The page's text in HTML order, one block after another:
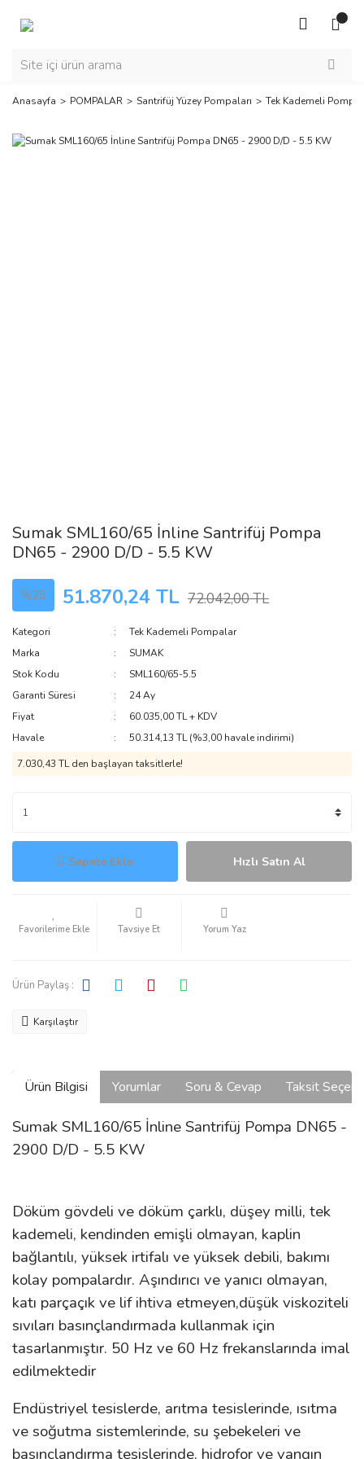
Anasayfa POMPALAR Santrifüj Yüzey Pompaları Tek Kademeli
Sumak SML160/65 İnline Santrifüj Pompa
DN65 - 2900 D/D - 5.5 KW
%28 51.870,24 TL 72.042,00 TL
Kategori
Tek Kademeli Pompalar
Marka
SUMAK
Stok Kodu
SML160/65-5.5
Garanti Süresi
24 Ay
Fiyat
60.035,00 TL + KDV
Havale
50.314,13 TL (%3,00 havale indirimi)
7.030,43 TL den başlayan taksitlerle!
Sepete Ekle Hızlı Satın Al
Tavsiye Et Yorum Yaz
Ürün Paylaş :
Karşılaştır
Ürün Bilgisi Yorumlar Soru & Cevap Taksit
Sumak SML160/65 İnline Santrifüj Pompa DN65 -
2900 D/D - 5.5 KW
Döküm gövdeli ve döküm çarklı, düşey milli, tek
kademeli, kendinden emişli olmayan, kaplin
bağlantılı, yüksek irtifalı ve yüksek debili, bakımı
kolay pompalardır. Aşındırıcı ve yanıcı olmayan,
katı parçaçık ve lif ihtiva etmeyen,düşük viskoziteli
sıvıları basınçlandırmada kullanmak için
tasarlanmıştır. 50 Hz ve 60 Hz frekanslarında imal
edilmektedir
Endüstriyel tesislerde, arıtma tesislerinde, ısıtma
ve soğutma sistemlerinde, su şebekeleri ve
basınçlandırma tesislerinde, hidrofor ve yangın